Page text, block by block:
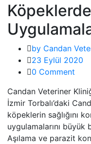
by Candan
23 Eylül 2020
0 Comment
Candan Veteriner
İzmir Torbalı’daki
köpeklerin sağlığını
uygulamalarını
Aşılama ve parazit